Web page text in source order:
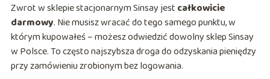
Zwrot w sklepie stacjonarnym Sinsay jest całkowicie
darmowy. Nie musisz wracać do tego samego punktu, w
którym kupowałeś – możesz odwiedzić dowolny sklep Sinsay
w Polsce. To często najszybsza droga do odzyskania pieniędzy
przy zamówieniu zrobionym bez logowania.